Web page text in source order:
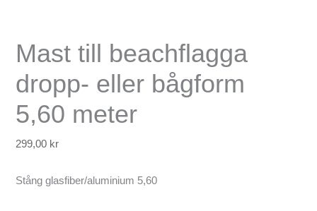
Mast till beachflagga
dropp- eller bågform
5,60 meter
299,00 kr
Stång glasfiber/aluminium 5,60